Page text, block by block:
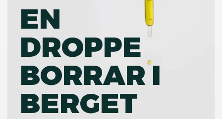
EN
DROPPE
BORRAR I
BERGET